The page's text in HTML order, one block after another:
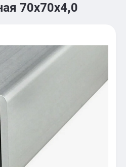
70х70х4,0